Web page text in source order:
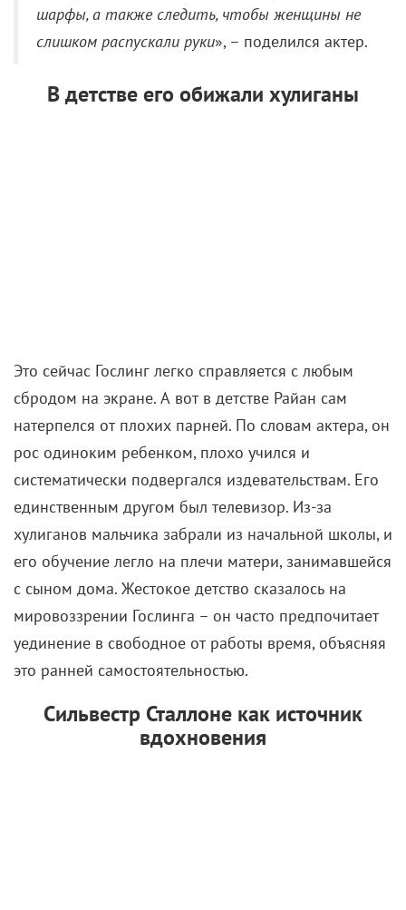
шарфы, а также следить, чтобы женщины не
слишком распускали руки», – поделился актер.
В детстве его обижали хулиганы
Это сейчас Гослинг легко справляется с любым
сбродом на экране. А вот в детстве Райан сам
натерпелся от плохих парней. По словам актера, он
рос одиноким ребенком, плохо учился и
систематически подвергался издевательствам. Его
единственным другом был телевизор. Из-за
хулиганов мальчика забрали из начальной школы, и
его обучение легло на плечи матери, занимавшейся
с сыном дома. Жестокое детство сказалось на
мировоззрении Гослинга – он часто предпочитает
уединение в свободное от работы время, объясняя
это ранней самостоятельностью.
Сильвестр Сталлоне как источник
вдохновения